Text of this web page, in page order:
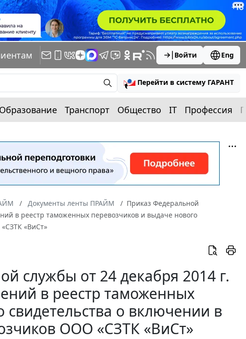
Войти Eng
Перейти в систему ГАРАНТ
Образование Транспорт Общество IT Профессия
Документы ленты ПРАЙМ
Приказ Федеральной
в реестр таможенных перевозчиков и выдаче нового
«ВиСт»
службы от 24 декабря 2014 г.
в реестр таможенных
о включении в
ООО «СЗТК «ВиСт»